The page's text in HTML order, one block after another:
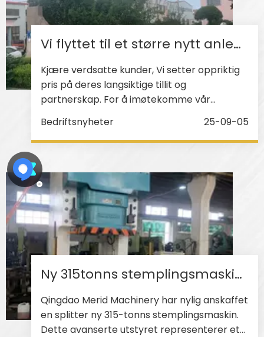
Vi flyttet til et større nytt anlegg i august 2025
Kjære verdsatte kunder, Vi setter oppriktig
pris på deres langsiktige tillit og
partnerskap. For å imøtekomme vår
produksjonskapasitet, er vi glade for å
informere deg om at fabrikken vår har
flyttet til et nytt moderne anlegg med
virkning fra 18. august 2025 Ny
kontaktinformasjon: Fabrikk
Bedriftsnyheter 25-09-05
Ny 315tonns stemplingsmaskin ankommet - Merid
Qingdao Merid Machinery har nylig anskaffet
en splitter ny 315-tonns stemplingsmaskin.
Dette avanserte utstyret representerer et